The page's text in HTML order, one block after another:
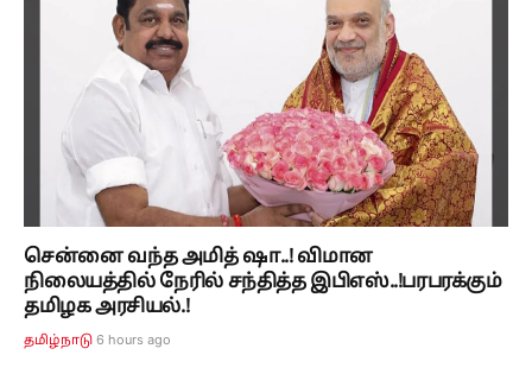
சென்னை வந்த அமித் ஷா..! விமான
நிலையத்தில் நேரில் சந்தித்த இபிஎஸ்..!பரபரக்கும்
தமிழக அரசியல்.!
தமிழ்நாடு 6 hours ago